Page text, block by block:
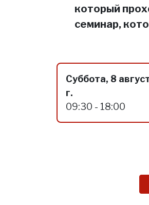
который
семинар,
Суббота, 8
г.
09:30 - 18:00